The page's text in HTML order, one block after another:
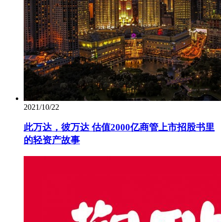
2021/10/22
此万达，彼万达 估值2000亿商管上市招股书里
的轻资产故事